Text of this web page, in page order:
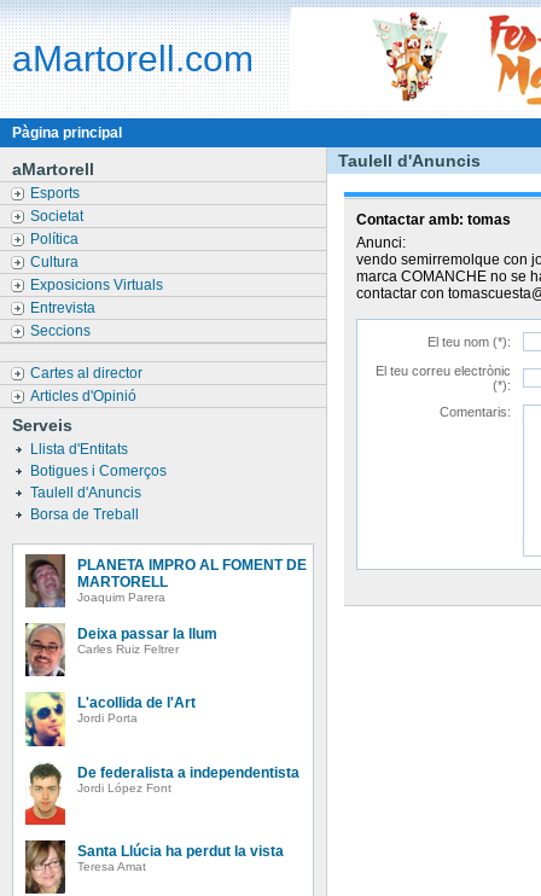
aMartorell.com
Pàgina principal
aMartorell
Esports
Societat
Política
Cultura
Exposicions Virtuals
Entrevista
Seccions
Cartes al director
Articles d'Opinió
Serveis
Llista d'Entitats
Botigues i Comerços
Taulell d'Anuncis
Borsa de Treball
PLANETA IMPRO AL FOMENT DE
MARTORELL
Joaquim Parera
Deixa passar la llum
Carles Ruiz Feltrer
L'acollida de l'Art
Jordi Porta
De federalista a independentista
Jordi López Font
Santa Llúcia ha perdut la vista
Teresa Amat
Taulell d'Anuncis
Contactar amb: tomas
Anunci:
vendo semirremolque con
marca COMANCHE no se
contactar con
El teu nom (*):
El teu correu electrònic
(*):
Comentaris: